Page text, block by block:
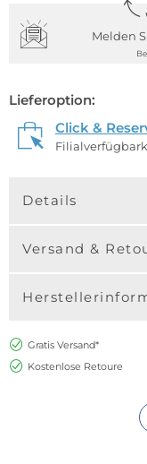
Melden
Lieferoption:
Click &
Details
Versand &
Gratis Versand*
Kostenlose Retoure